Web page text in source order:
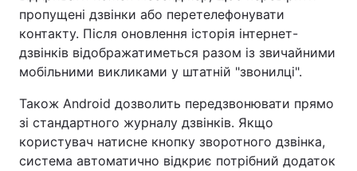
пропущені дзвінки або перетелефонувати
контакту. Після оновлення історія інтернет-
дзвінків відображатиметься разом із звичайними
мобільними викликами у штатній "звонилці".
Також Android дозволить передзвонювати прямо
зі стандартного журналу дзвінків. Якщо
користувач натисне кнопку зворотного дзвінка,
система автоматично відкриє потрібний додаток